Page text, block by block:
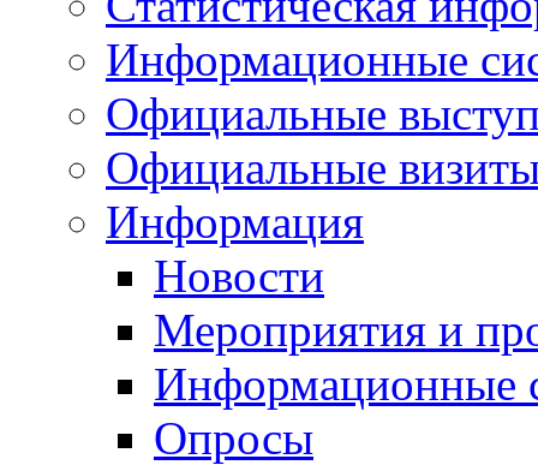
Информационные
Официальные
Официальные
Информация
Новости
Мероприятия и
Информационные
Опросы